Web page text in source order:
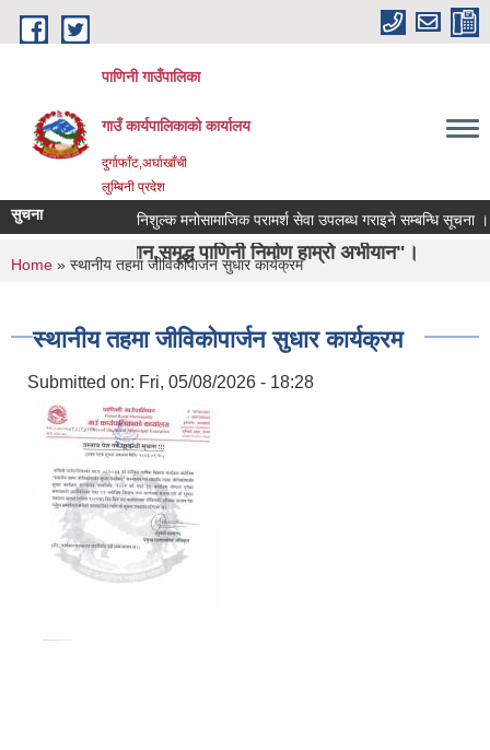
Skip to main content
पाणिनी गाउँपालिका
गाउँ कार्यपालिकाको कार्यालय
दुर्गाफाँट,अर्घाखाँची
लुम्बिनी प्रदेश
पाणिनी निर्माण हाम्रो अभीयान"।
सुचना निशुल्क मनोसामाजिक परामर्श सेवा उपलब्ध गराइने सम्बन्धि सूचना ।
You are here
Home » स्थानीय तहमा जीविकोपार्जन सुधार कार्यक्रम
स्थानीय तहमा जीविकोपार्जन सुधार कार्यक्रम
Submitted on: Fri, 05/08/2026 - 18:28